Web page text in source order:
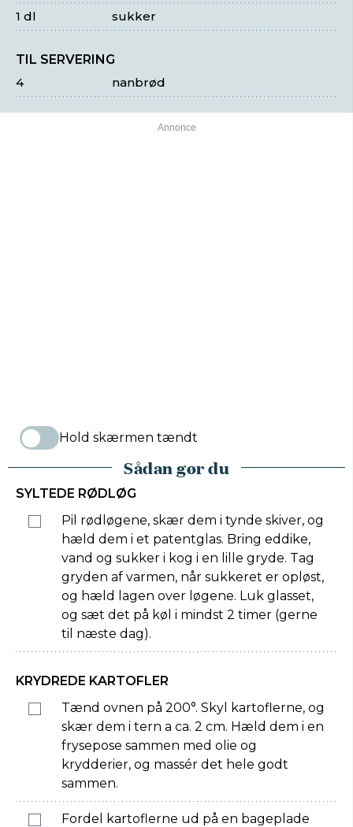
sukker
1 dl
TIL SERVERING
nanbrød
4
Hold skærmen tændt
Sådan gør du
SYLTEDE RØDLØG
Pil rødløgene, skær dem i tynde skiver, og
hæld dem i et patentglas. Bring eddike,
vand og sukker i kog i en lille gryde. Tag
gryden af varmen, når sukkeret er opløst,
og hæld lagen over løgene. Luk glasset,
og sæt det på køl i mindst 2 timer (gerne
til næste dag).
KRYDREDE KARTOFLER
Tænd ovnen på 200°. Skyl kartoflerne, og
skær dem i tern a ca. 2 cm. Hæld dem i en
frysepose sammen med olie og
krydderier, og massér det hele godt
sammen.
Fordel kartoflerne ud på en bageplade